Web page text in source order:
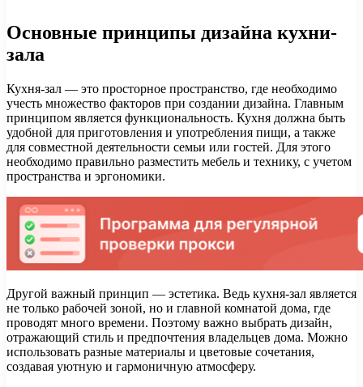
Основные принципы дизайна кухни-
зала
Кухня-зал — это просторное пространство, где необходимо
учесть множество факторов при создании дизайна. Главным
принципом является функциональность. Кухня должна быть
удобной для приготовления и употребления пищи, а также
для совместной деятельности семьи или гостей. Для этого
необходимо правильно разместить мебель и технику, с учетом
пространства и эргономики.
Другой важный принцип — эстетика. Ведь кухня-зал является
не только рабочей зоной, но и главной комнатой дома, где
проводят много времени. Поэтому важно выбрать дизайн,
отражающий стиль и предпочтения владельцев дома. Можно
использовать разные материалы и цветовые сочетания,
создавая уютную и гармоничную атмосферу.